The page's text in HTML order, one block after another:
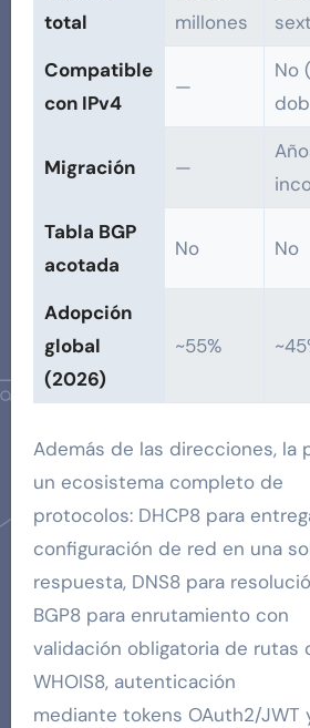
total
millones
Compatible
con IPv4
—
No
Migración —
Tabla BGP
acotada
No No
Adopción
global
(2026)
~55%
Además de las direcciones, la
un ecosistema completo de
protocolos: DHCP8 para
configuración de red en una
respuesta, DNS8 para
BGP8 para enrutamiento con
validación obligatoria de rutas
WHOIS8, autenticación
mediante tokens OAuth2/JWT